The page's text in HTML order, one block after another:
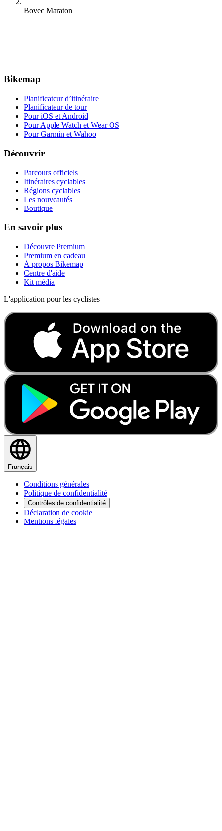
Bovec Maraton
Bikemap
Planificateur d’itinéraire
Planificateur de tour
Pour iOS et Android
Pour Apple Watch et Wear OS
Pour Garmin et Wahoo
Découvrir
Parcours officiels
Itinéraires cyclables
Régions cyclables
Les nouveautés
Boutique
En savoir plus
Découvre Premium
Premium en cadeau
À propos Bikemap
Centre d'aide
Kit média
L'application pour les cyclistes
Français
Conditions générales
Politique de confidentialité
Contrôles de confidentialité
Déclaration de cookie
Mentions légales